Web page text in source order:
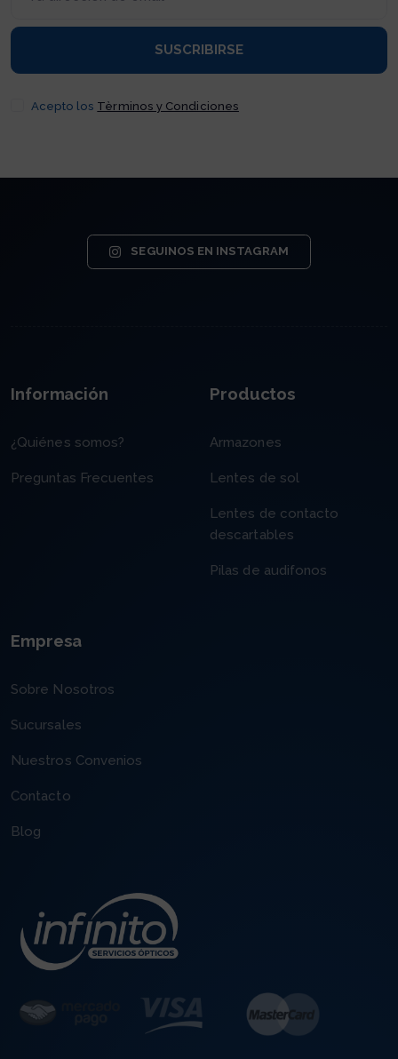
SUSCRIBIRSE
Acepto los Tèrminos y Condiciones
SEGUINOS EN INSTAGRAM
Información
¿Quiénes somos?
Preguntas Frecuentes
Productos
Armazones
Lentes de sol
Lentes de contacto
descartables
Pilas de audifonos
Empresa
Sobre Nosotros
Sucursales
Nuestros Convenios
Contacto
Blog